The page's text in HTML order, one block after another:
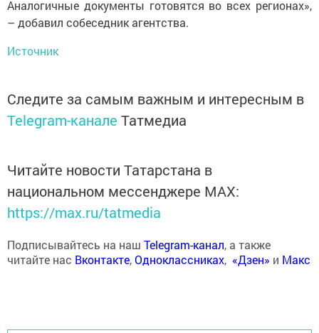
Аналогичные документы готовятся во всех регионах»,
– добавил собеседник агентства.
Источник
Следите за самым важным и интересным в
Telegram-канале Татмедиа
Читайте новости Татарстана в
национальном мессенджере MАХ:
https://max.ru/tatmedia
Подписывайтесь на наш Telegram-канал, а также
читайте нас Вконтакте,Одноклассниках, «Дзен» и Макс